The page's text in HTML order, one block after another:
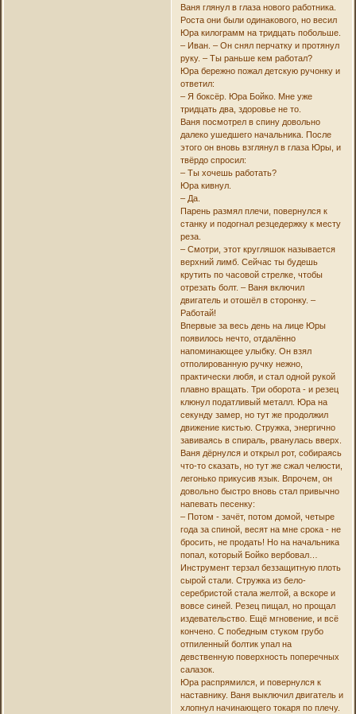
Ваня глянул в глаза нового работника.
Роста они были одинакового, но весил
Юра килограмм на тридцать побольше.
– Иван. – Он снял перчатку и протянул
руку. – Ты раньше кем работал?
Юра бережно пожал детскую ручонку и
ответил:
– Я боксёр. Юра Бойко. Мне уже
тридцать два, здоровье не то.
Ваня посмотрел в спину довольно
далеко ушедшего начальника. После
этого он вновь взглянул в глаза Юры, и
твёрдо спросил:
– Ты хочешь работать?
Юра кивнул.
– Да.
Парень размял плечи, повернулся к
станку и подогнал резцедержку к месту
реза.
– Смотри, этот кругляшок называется
верхний лимб. Сейчас ты будешь
крутить по часовой стрелке, чтобы
отрезать болт. – Ваня включил
двигатель и отошёл в сторонку. –
Работай!
Впервые за весь день на лице Юры
появилось нечто, отдалённо
напоминающее улыбку. Он взял
отполированную ручку нежно,
практически любя, и стал одной рукой
плавно вращать. Три оборота - и резец
клюнул податливый металл. Юра на
секунду замер, но тут же продолжил
движение кистью. Стружка, энергично
завиваясь в спираль, рванулась вверх.
Ваня дёрнулся и открыл рот, собираясь
что-то сказать, но тут же сжал челюсти,
легонько прикусив язык. Впрочем, он
довольно быстро вновь стал привычно
напевать песенку:
– Потом - зачёт, потом домой, четыре
года за спиной, весят на мне срока - не
бросить, не продать! Но на начальника
попал, который Бойко вербовал…
Инструмент терзал беззащитную плоть
сырой стали. Стружка из бело-
серебристой стала желтой, а вскоре и
вовсе синей. Резец пищал, но прощал
издевательство. Ещё мгновение, и всё
кончено. С победным стуком грубо
отпиленный болтик упал на
девственную поверхность поперечных
салазок.
Юра распрямился, и повернулся к
наставнику. Ваня выключил двигатель и
хлопнул начинающего токаря по плечу.